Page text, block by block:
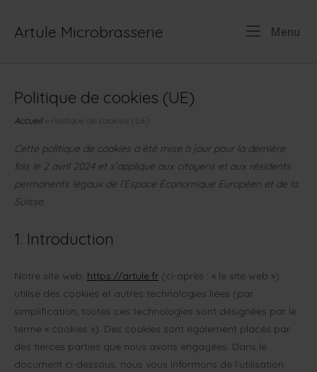
content
Artule Microbrasserie Menu
Politique de cookies (UE)
Accueil» Politique de cookies (UE)
Cette politique de cookies a été mise à jour pour la dernière
fois le 2 avril 2024 et s’applique aux citoyens et aux résidents
permanents légaux de l’Espace Économique Européen et de la
Suisse.
1. Introduction
Notre site web, https://artule.fr (ci-après : « le site web »)
utilise des cookies et autres technologies liées (par
simplification, toutes ces technologies sont désignées par le
terme « cookies »). Des cookies sont également placés par
des tierces parties que nous avons engagées. Dans le
document ci-dessous, nous vous informons de l’utilisation